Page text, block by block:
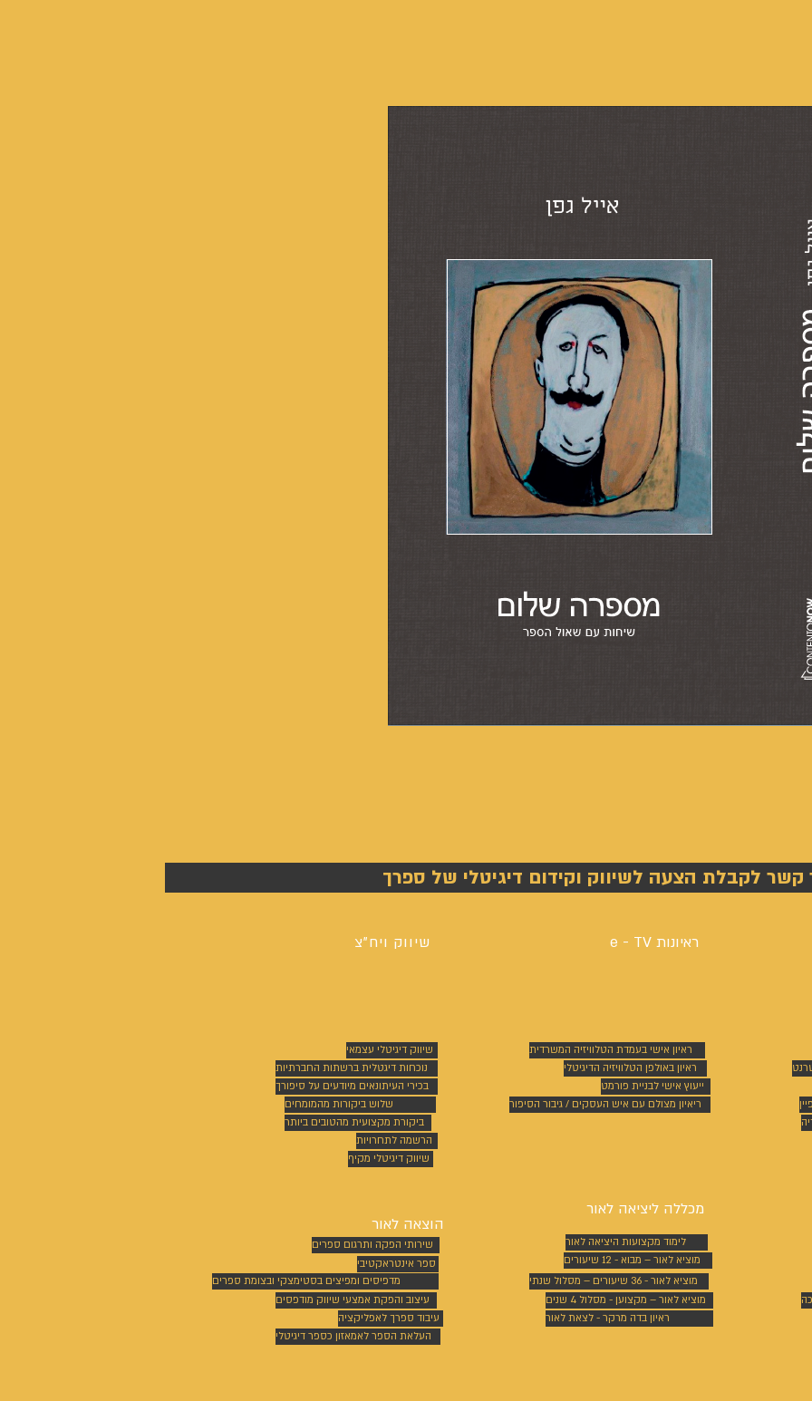
-
קשר לקבלת הצעה לשיווק וקידום דיגיטלי של ספרך
שיווק ויח"צ
שיווק דיגיטלי עצמאי
נוכחות דיגטלית ברשתות החברתיות
בכירי העיתונאים מיודעים על סיפורך
שלוש ביקורות מהמומחים
ראיונות e - TV
ראיון אישי בעמדת הטלוויזיה המשרדית
ראיון באולפן הטלוויזיה הדיגיטלי
ייעוץ אישי לבניית פורמט
ריאיון מצולם עם איש העסקים / גיבור הסיפור
ביקורת מקצועית מהטובים ביותר
הרשמה לתחרויות
שיווק דיגיטלי מקיף
הוצאה לאור
שירותי הפקה ותרגום ספרים
ספר אינטראקטיבי
מדפיסים ומפיצים בסטימצקי ובצומת ספרים
עיצוב והפקת אמצעי שיווק מודפסים
עיבוד ספרך לאפליקציה
מכללה ליציאה לאור
לימוד מקצועות היציאה לאור
מוציא לאור – מבוא - 12 שיעורים
מוציא לאור - 36 שיעורים – מסלול שנתי
מוציא לאור – מקצוען - מסלול 4 שנים
ראיון בדה מרקר - לצאת לאור
העלאת הספר לאמאזון כספר דיגיטלי